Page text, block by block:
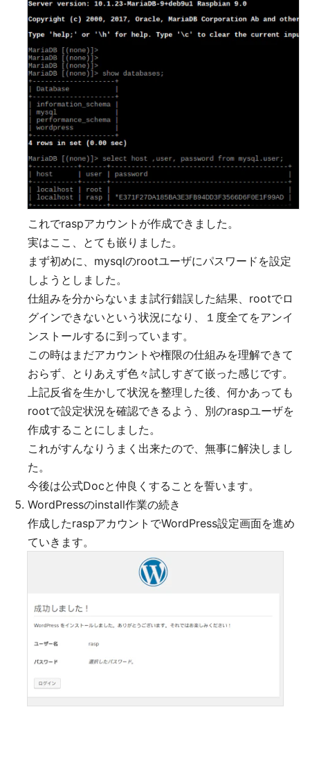
これでraspアカウントが作成できました。
実はここ、とても嵌りました。
まず初めに、mysqlのrootユーザにパスワードを設定
しようとしました。
仕組みを分からないまま試行錯誤した結果、rootでロ
グインできないという状況になり、１度全てをアンイ
ンストールするに到っています。
この時はまだアカウントや権限の仕組みを理解できて
おらず、とりあえず色々試しすぎて嵌った感じです。
上記反省を生かして状況を整理した後、何かあっても
rootで設定状況を確認できるよう、別のraspユーザを
作成することにしました。
これがすんなりうまく出来たので、無事に解決しまし
た。
今後は公式Docと仲良くすることを誓います。
WordPressのinstall作業の続き
作成したraspアカウントでWordPress設定画面を進め
ていきます。